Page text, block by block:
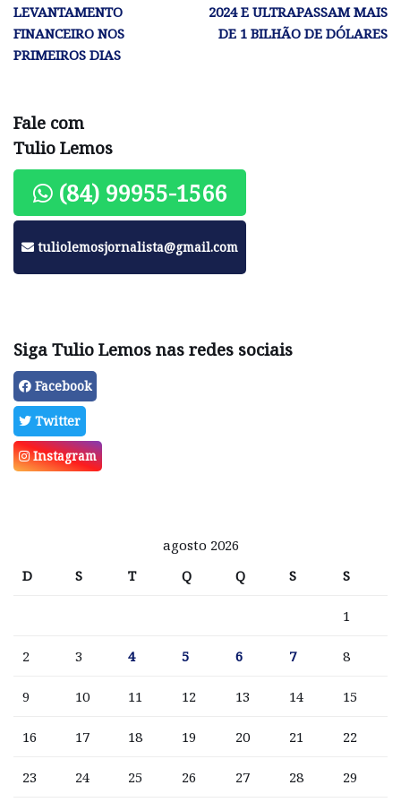
LEVANTAMENTO
FINANCEIRO NOS
PRIMEIROS DIAS
2024 E ULTRAPASSAM MAIS
DE 1 BILHÃO DE DÓLARES
Fale com
Tulio Lemos
(84) 99955-1566
tuliolemosjornalista@gmail.com
Siga Tulio Lemos nas redes sociais
Facebook
Twitter
Instagram
agosto 2026
D
S T Q Q S S
1
2 3 4 5 6 7 8
9 10 11 12 13 14 15
16 17 18 19 20 21 22
23 24 25 26 27 28 29